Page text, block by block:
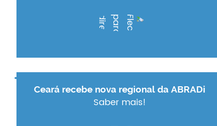
Ceará recebe nova regional da ABRADi
Saber mais!